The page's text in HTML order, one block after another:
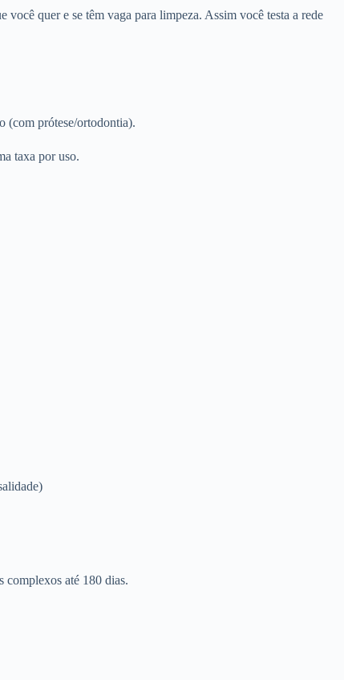
quer e se têm vaga para limpeza. Assim você testa a rede
(com prótese/ortodontia).
taxa por uso.
complexos até 180 dias.